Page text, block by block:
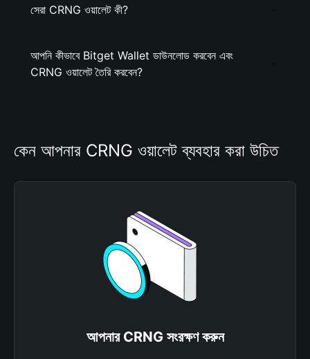
সেরা CRNG ওয়ালেট কী?
আপনি কীভাবে Bitget Wallet ডাউনলোড করবেন এবং
CRNG ওয়ালেট তৈরি করবেন?
কেন আপনার CRNG ওয়ালেট ব্যবহার করা উচিত
আপনার CRNG সংরক্ষণ করুন